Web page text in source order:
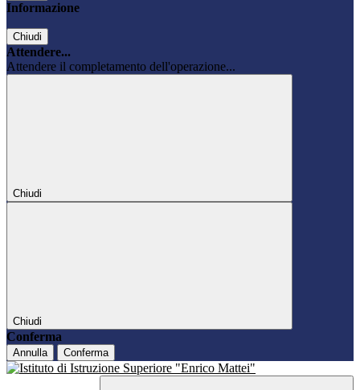
Informazione
Chiudi
Attendere...
Attendere il completamento dell'operazione...
Chiudi
Chiudi
Conferma
Annulla Conferma